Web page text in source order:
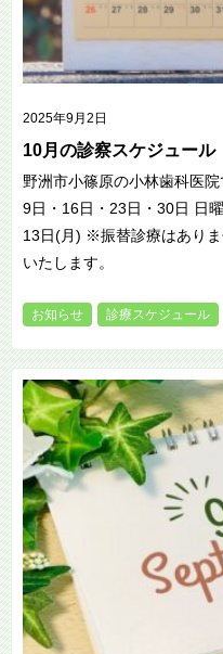
2025年9月2日
10月の診察スケジュール
野洲市小篠原の小林歯科医
9日・16日・23日・30日 日
13日(月) ※振替診療はあり
いたします。
お知らせ 診療スケジュール